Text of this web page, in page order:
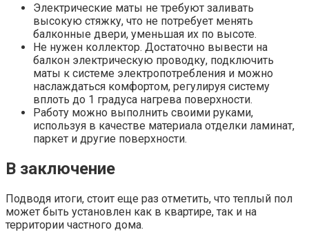
Электрические маты не требуют заливать
высокую стяжку, что не потребует менять
балконные двери, уменьшая их по высоте.
Не нужен коллектор. Достаточно вывести на
балкон электрическую проводку, подключить
маты к системе электропотребления и можно
наслаждаться комфортом, регулируя систему
вплоть до 1 градуса нагрева поверхности.
Работу можно выполнить своими руками,
используя в качестве материала отделки ламинат,
паркет и другие поверхности.
В заключение
Подводя итоги, стоит еще раз отметить, что теплый пол
может быть установлен как в квартире, так и на
территории частного дома.